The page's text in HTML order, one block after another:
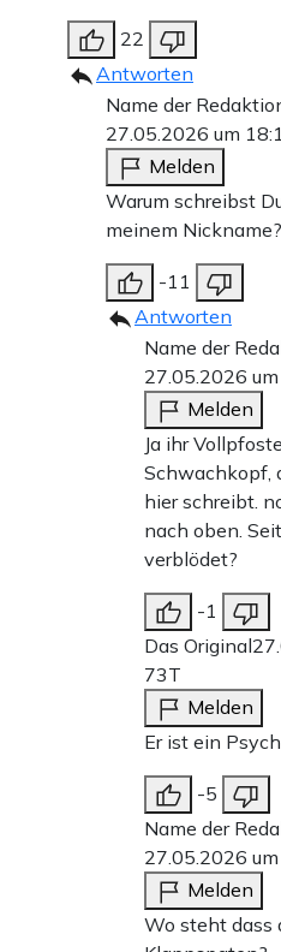
22
Antworten
Name der
27.05.2026 um
Melden
Warum schreibst
meinem Nickname?
-11
Antworten
Name der
27.05.2026
Melden
Ja ihr
Schwachkopf,
hier schreibt.
nach oben.
verblödet?
-1
Das Original
73T
Melden
Er ist ein
-5
Name der
27.05.2026
Melden
Wo steht dass